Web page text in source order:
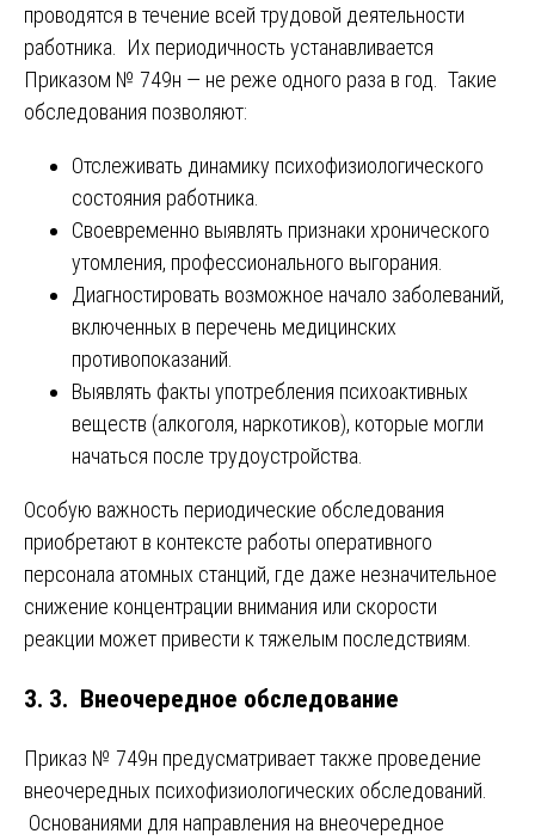
проводятся в течение всей трудовой деятельности
работника. Их периодичность устанавливается
Приказом № 749н — не реже одного раза в год. Такие
обследования позволяют:
Отслеживать динамику психофизиологического
состояния работника.
Своевременно выявлять признаки хронического
утомления, профессионального выгорания.
Диагностировать возможное начало заболеваний,
включенных в перечень медицинских
противопоказаний.
Выявлять факты употребления психоактивных
веществ (алкоголя, наркотиков), которые могли
начаться после трудоустройства.
Особую важность периодические обследования
приобретают в контексте работы оперативного
персонала атомных станций, где даже незначительное
снижение концентрации внимания или скорости
реакции может привести к тяжелым последствиям.
3. 3. Внеочередное обследование
Приказ № 749н предусматривает также проведение
внеочередных психофизиологических обследований.
Основаниями для направления на внеочередное